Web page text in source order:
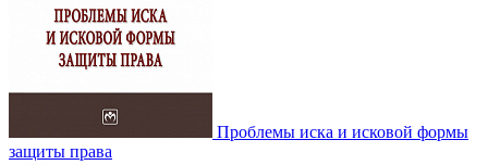
Проблемы иска и исковой формы
защиты права